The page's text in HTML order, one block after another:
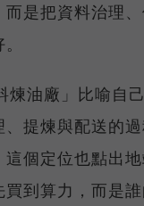
是把資料治理
煉油廠」比喻自
提煉與配送的
這個定位也點出
到算力，而是誰